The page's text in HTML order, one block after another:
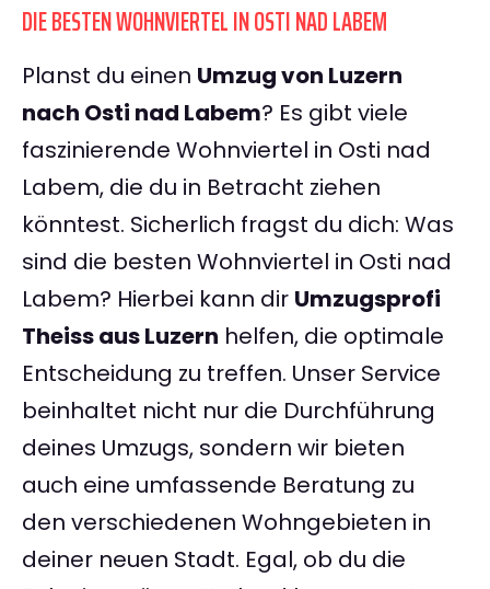
DIE BESTEN WOHNVIERTEL IN OSTI NAD LABEM
Planst du einen Umzug von Luzern
nach Osti nad Labem? Es gibt viele
faszinierende Wohnviertel in Osti nad
Labem, die du in Betracht ziehen
könntest. Sicherlich fragst du dich: Was
sind die besten Wohnviertel in Osti nad
Labem? Hierbei kann dir Umzugsprofi
Theiss aus Luzern helfen, die optimale
Entscheidung zu treffen. Unser Service
beinhaltet nicht nur die Durchführung
deines Umzugs, sondern wir bieten
auch eine umfassende Beratung zu
den verschiedenen Wohngebieten in
deiner neuen Stadt. Egal, ob du die